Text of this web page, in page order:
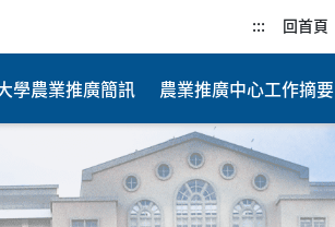
::: 回首頁
學農業推廣簡訊 農業推廣中心工作摘要